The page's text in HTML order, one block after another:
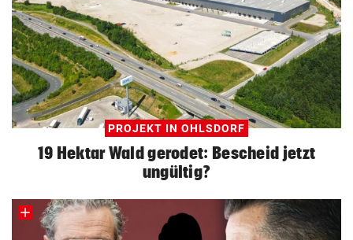
PROJEKT IN OHLSDORF
19 Hektar Wald gerodet: Bescheid jetzt
ungültig?